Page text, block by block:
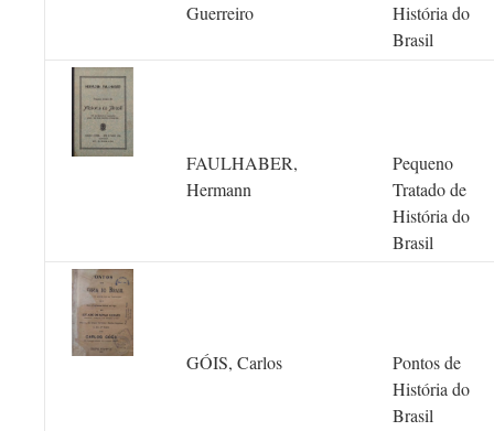
Guerreiro
História do
Brasil
FAULHABER,
Hermann
Pequeno
Tratado de
História do
Brasil
GÓIS, Carlos
Pontos de
História do
Brasil